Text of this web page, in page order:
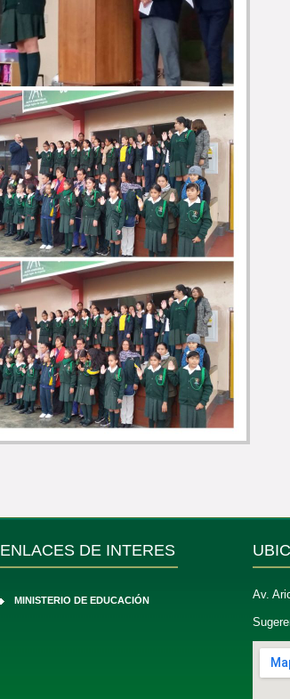
ENLACES DE INTERES
MINISTERIO DE EDUCACIÓN Av.